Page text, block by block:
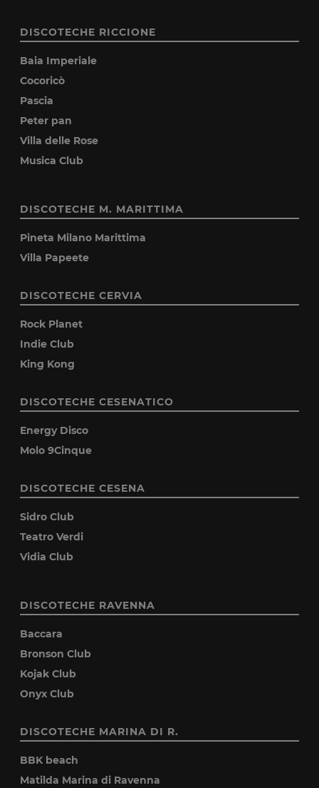
DISCOTECHE RICCIONE
Baia Imperiale
Cocoricò
Pascia
Peter pan
Villa delle Rose
Musica Club
DISCOTECHE M. MARITTIMA
Pineta Milano Marittima
Villa Papeete
DISCOTECHE CERVIA
Rock Planet
Indie Club
King Kong
DISCOTECHE CESENATICO
Energy Disco
Molo 9Cinque
DISCOTECHE CESENA
Sidro Club
Teatro Verdi
Vidia Club
DISCOTECHE RAVENNA
Baccara
Bronson Club
Kojak Club
Onyx Club
DISCOTECHE MARINA DI R.
BBK beach
Matilda Marina di Ravenna